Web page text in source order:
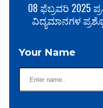
08 ಫೆಬ್ರವರಿ 2025
ವಿದ್ಯಮಾನಗಳ
Your Name